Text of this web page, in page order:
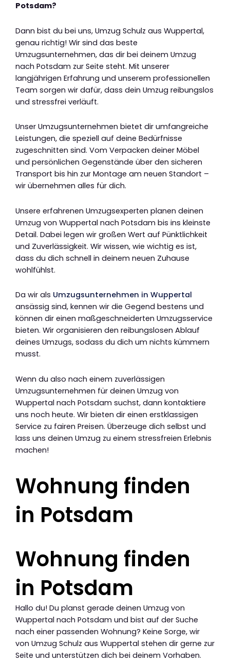
Potsdam?
Dann bist du bei uns, Umzug Schulz aus Wuppertal,
genau richtig! Wir sind das beste
Umzugsunternehmen, das dir bei deinem Umzug
nach Potsdam zur Seite steht. Mit unserer
langjährigen Erfahrung und unserem professionellen
Team sorgen wir dafür, dass dein Umzug reibungslos
und stressfrei verläuft.
Unser Umzugsunternehmen bietet dir umfangreiche
Leistungen, die speziell auf deine Bedürfnisse
zugeschnitten sind. Vom Verpacken deiner Möbel
und persönlichen Gegenstände über den sicheren
Transport bis hin zur Montage am neuen Standort –
wir übernehmen alles für dich.
Unsere erfahrenen Umzugsexperten planen deinen
Umzug von Wuppertal nach Potsdam bis ins kleinste
Detail. Dabei legen wir großen Wert auf Pünktlichkeit
und Zuverlässigkeit. Wir wissen, wie wichtig es ist,
dass du dich schnell in deinem neuen Zuhause
wohlfühlst.
Da wir als Umzugsunternehmen in Wuppertal
ansässig sind, kennen wir die Gegend bestens und
können dir einen maßgeschneiderten Umzugsservice
bieten. Wir organisieren den reibungslosen Ablauf
deines Umzugs, sodass du dich um nichts kümmern
musst.
Wenn du also nach einem zuverlässigen
Umzugsunternehmen für deinen Umzug von
Wuppertal nach Potsdam suchst, dann kontaktiere
uns noch heute. Wir bieten dir einen erstklassigen
Service zu fairen Preisen. Überzeuge dich selbst und
lass uns deinen Umzug zu einem stressfreien Erlebnis
machen!
Wohnung finden
in Potsdam
Wohnung finden
in Potsdam
Hallo du! Du planst gerade deinen Umzug von
Wuppertal nach Potsdam und bist auf der Suche
nach einer passenden Wohnung? Keine Sorge, wir
von Umzug Schulz aus Wuppertal stehen dir gerne zur
Seite und unterstützen dich bei deinem Vorhaben.